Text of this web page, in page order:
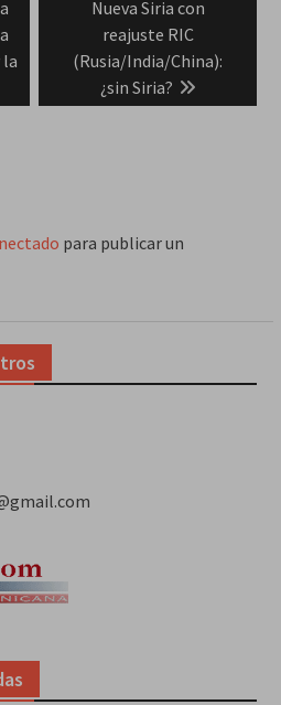
la
Next
post:
Nueva Siria con
reajuste RIC
(Rusia/India/China):
¿sin Siria?
para publicar un